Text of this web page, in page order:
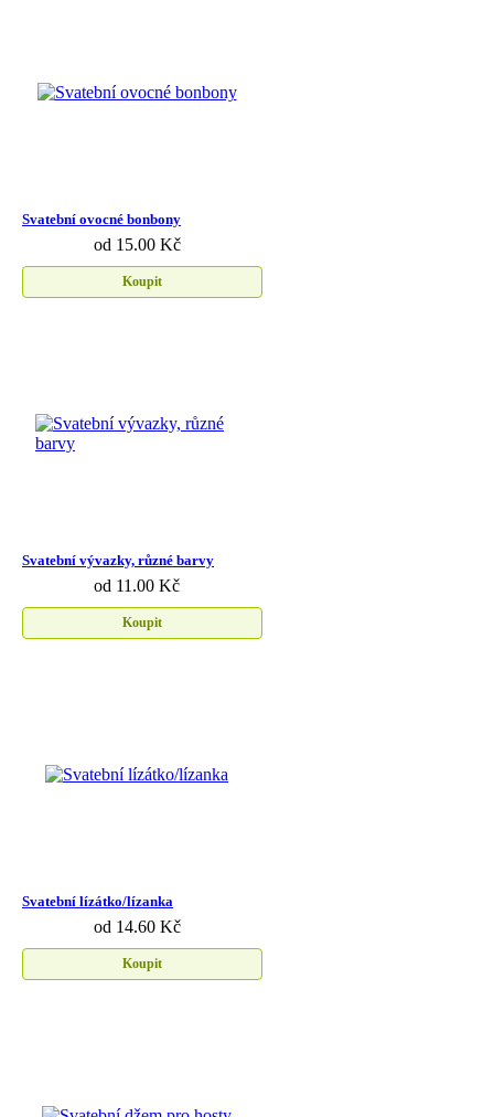
Svatební ovocné bonbony
od 15.00 Kč
Koupit
Svatební vývazky, různé barvy
od 11.00 Kč
Koupit
Svatební lízátko/lízanka
od 14.60 Kč
Koupit